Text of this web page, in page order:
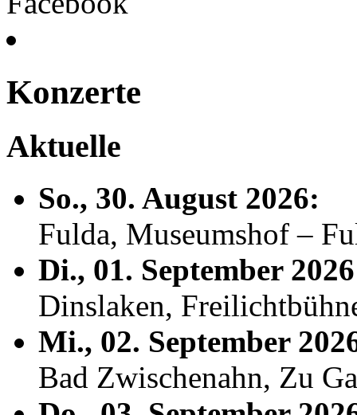
Konzerte
Aktuelle
So., 30. August 2026:
Fulda, Museumshof –
Di., 01. September
Dinslaken,
Mi., 02. September
Bad Zwischenahn, Zu